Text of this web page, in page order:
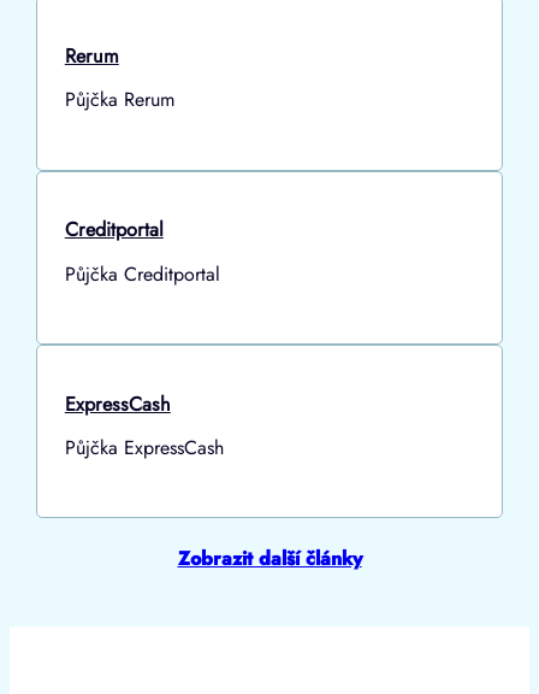
Rerum
Půjčka Rerum
Creditportal
Půjčka Creditportal
ExpressCash
Půjčka ExpressCash
Zobrazit další články